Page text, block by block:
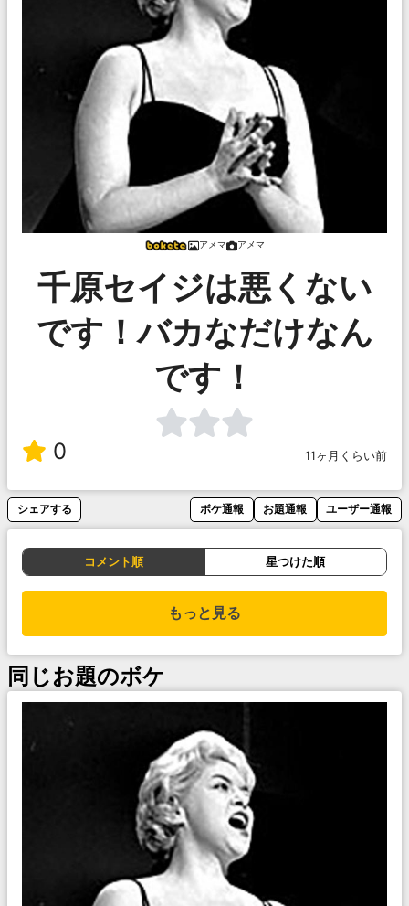
アメマ アメマ
千原セイジは悪くない
です！バカなだけなん
です！
0 11ヶ月くらい前
シェアする ボケ通報 お題通報 ユーザー通報
コメント順 星つけた順
もっと見る
同じお題のボケ